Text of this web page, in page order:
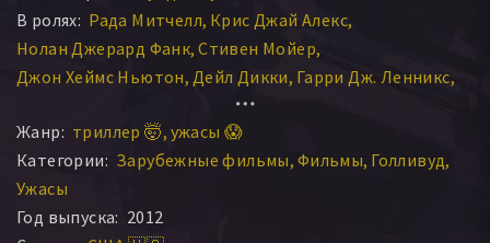
В ролях: Рада Митчелл Крис Джай Алекс
Нолан Джерард Фанк Стивен Мойер
Джон Хеймс Ньютон Дейл Дикки Гарри Дж. Ленникс
Кэйтлин Стэйси
Барак Хардли Амл Амин Торри ДеВито
Светлана Меткина Альберт Куо Алиша Ситон
Сет Бэйли
А. Брент Карлсон
Жанр: триллер 🤯 ужасы 😱
Категории: Зарубежные фильмы Фильмы Голливуд
Ужасы
Год выпуска: 2012